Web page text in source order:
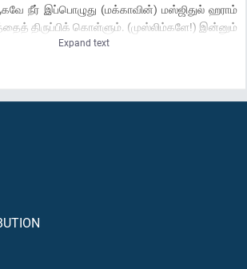
நீர் இப்பொழுது (மக்காவின்) மஸ்ஜிதுல் ஹராம்
திருப்பிக் கொள்ளும். (முஸ்லிம்களே!) இன்னும்
(தொழுகையின் போது) உங்கள் முகங்களை
Expand text